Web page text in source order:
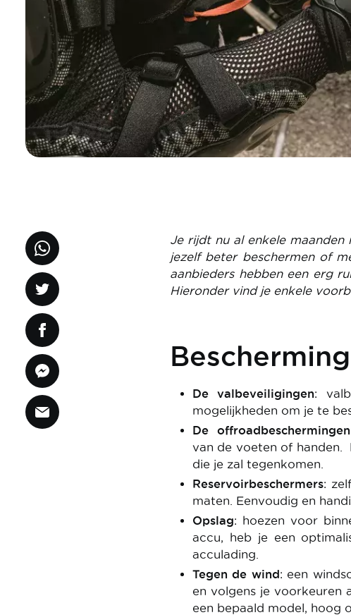
Je rijdt nu al enkele
jezelf beter beschermen of
aanbieders hebben een erg
Hieronder vind je enkele
De valbeveiligingen:
mogelijkheden om je te
De offroadbeschermingen
van de voeten of handen.
die je zal tegenkomen.
Reservoirbeschermers:
maten. Eenvoudig en
Opslag: hoezen voor
accu, heb je een
acculading.
Tegen de wind: een
en volgens je voorkeuren
een bepaald model, hoog